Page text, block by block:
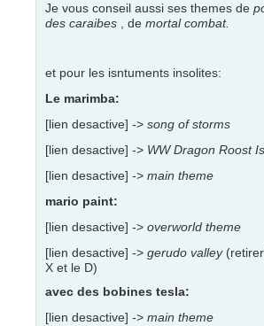
Je vous conseil aussi ses themes de
des caraibes , de mortal combat.
et pour les isntuments insolites:
Le marimba:
[lien desactive] -> song of storms
[lien desactive] -> WW Dragon Roost
[lien desactive] -> main theme
mario paint:
[lien desactive] -> overworld theme
[lien desactive] -> gerudo valley
X et le D)
avec des bobines tesla:
[lien desactive] -> main theme